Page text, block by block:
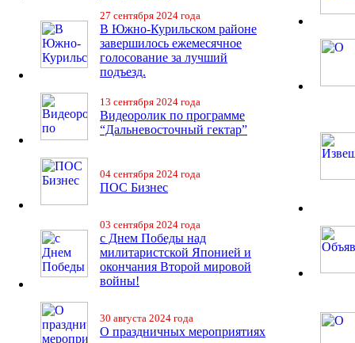
27 сентября 2024 года
В Южно-Курильском районе
завершилось ежемесячное
голосование за лучший
подъезд.
13 сентября 2024 года
Видеоролик по программе
“Дальневосточный гектар”
04 сентября 2024 года
ПОС Бизнес
03 сентября 2024 года
с Днем Победы над
милитаристской Японией и
окончания Второй мировой
войны!
30 августа 2024 года
О праздничных мероприятиях